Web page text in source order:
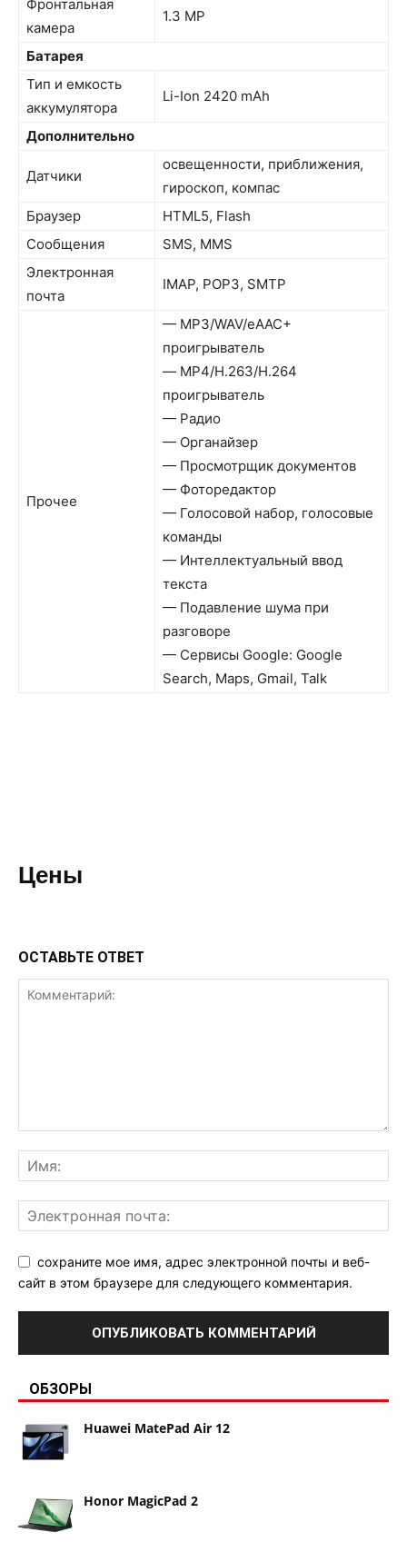
Фронтальная
камера
1.3 MP
Батарея
Тип и емкость
аккумулятора
Li-Ion 2420 mAh
Дополнительно
Датчики
освещенности, приближения,
гироскоп, компас
Браузер
HTML5, Flash
Сообщения
SMS, MMS
Электронная
почта
IMAP, POP3, SMTP
Прочее
— MP3/WAV/eAAC+
проигрыватель
— MP4/H.263/H.264
проигрыватель
— Радио
— Органайзер
— Просмотрщик документов
— Фоторедактор
— Голосовой набор, голосовые
команды
— Интеллектуальный ввод
текста
— Подавление шума при
разговоре
— Сервисы Google: Google
Search, Maps, Gmail, Talk
Цены
ОСТАВЬТЕ ОТВЕТ
сохраните мое имя, адрес электронной почты и веб-
сайт в этом браузере для следующего комментария.
ОБЗОРЫ
Huawei MatePad Air 12
Honor MagicPad 2